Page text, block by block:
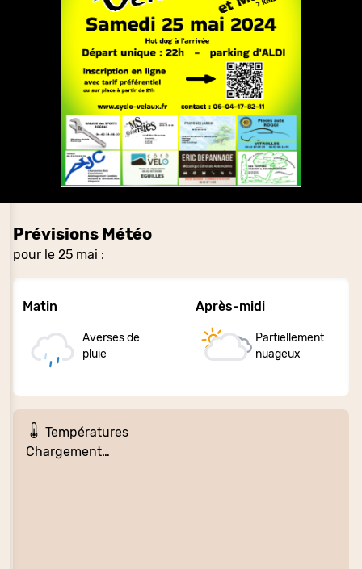
Prévisions Météo
pour le 25 mai :
Matin
Averses de
pluie
Après-midi
Partiellement
nuageux
Températures
Chargement…